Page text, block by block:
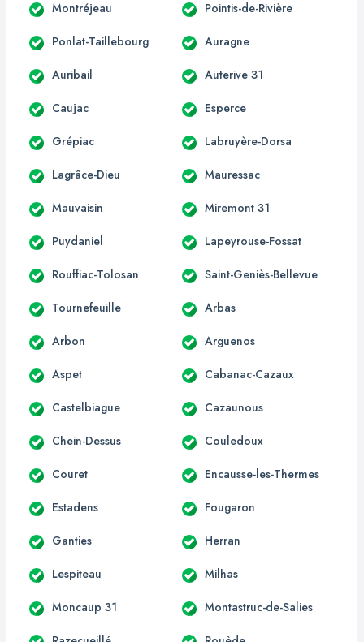
Montréjeau Pointis-de-Rivière
Ponlat-Taillebourg Auragne
Auribail Auterive 31
Caujac Esperce
Grépiac Labruyère-Dorsa
Lagrâce-Dieu Mauressac
Mauvaisin Miremont 31
Puydaniel Lapeyrouse-Fossat
Rouffiac-Tolosan Saint-Geniès-Bellevue
Tournefeuille Arbas
Arbon Arguenos
Aspet Cabanac-Cazaux
Castelbiague Cazaunous
Chein-Dessus Couledoux
Couret Encausse-les-Thermes
Estadens Fougaron
Ganties Herran
Lespiteau Milhas
Moncaup 31 Montastruc-de-Salies